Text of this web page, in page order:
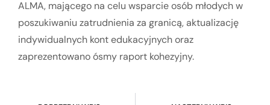
ALMA, mającego na celu wsparcie osób młodych w
poszukiwaniu zatrudnienia za granicą, aktualizację
indywidualnych kont edukacyjnych oraz
zaprezentowano ósmy raport kohezyjny.